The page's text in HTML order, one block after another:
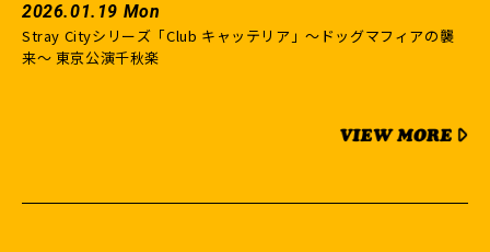
2026.01.19 Mon
Stray Cityシリーズ「Club キャッテリア」〜ドッグマフィアの襲
来〜 東京公演千秋楽